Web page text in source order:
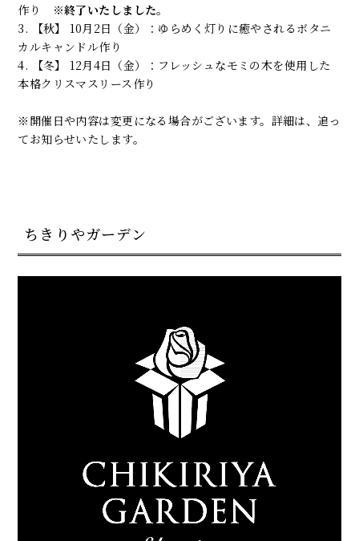
作り
※終了いたしました。
3. 【秋】 10月2日（金）：ゆらめく灯りに癒やされるボタニ
カルキャンドル作り
4. 【冬】 12月4日（金）：フレッシュなモミの木を使用した
本格クリスマスリース作り
※開催日や内容は変更になる場合がございます。詳細は、追っ
てお知らせいたします。
ちきりやガーデン